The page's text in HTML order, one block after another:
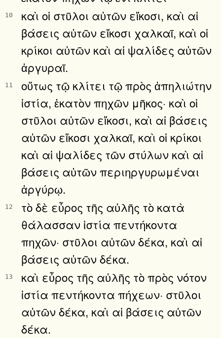
10
καὶ οἱ στῦλοι αὐτῶν εἴκοσι, καὶ αἱ
βάσεις αὐτῶν εἴκοσι χαλκαῖ, καὶ οἱ
κρίκοι αὐτῶν καὶ αἱ ψαλίδες αὐτῶν
ἀργυραῖ.
11
οὕτως τῷ κλίτει τῷ πρὸς ἀπηλιώτην
ἱστία, ἑκατὸν πηχῶν μῆκος· καὶ οἱ
στῦλοι αὐτῶν εἴκοσι, καὶ αἱ βάσεις
αὐτῶν εἴκοσι χαλκαῖ, καὶ οἱ κρίκοι
καὶ αἱ ψαλίδες τῶν στύλων καὶ αἱ
βάσεις αὐτῶν περιηργυρωμέναι
ἀργύρῳ.
12
τὸ δὲ εὖρος τῆς αὐλῆς τὸ κατὰ
θάλασσαν ἱστία πεντήκοντα
πηχῶν· στῦλοι αὐτῶν δέκα, καὶ αἱ
βάσεις αὐτῶν δέκα.
13
καὶ εὖρος τῆς αὐλῆς τὸ πρὸς νότον
ἱστία πεντήκοντα πήχεων· στῦλοι
αὐτῶν δέκα, καὶ αἱ βάσεις αὐτῶν
δέκα.